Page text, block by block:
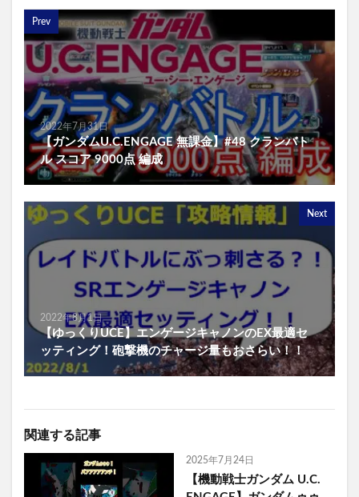
Prev
2022年7月31日
【ガンダムU.C.ENGAGE 無課金】#48 クランバト
ル スコア 9000点 編成
Next
2022年8月1日
【ゆっくりUCE】エンゲージキャノンのEX最適セ
ッティング！砲撃機のチャージ量もおさらい！！
関連する記事
2025年7月24日
【機動戦士ガンダム U.C.